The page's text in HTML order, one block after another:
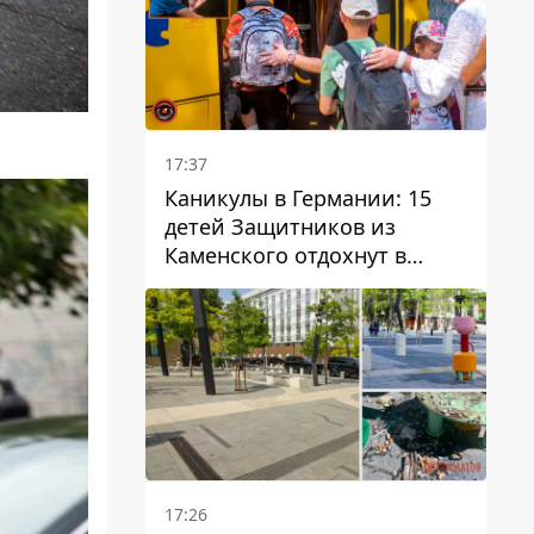
17:37
Каникулы в Германии: 15
детей Защитников из
Каменского отдохнут в
Вуппертале
17:26